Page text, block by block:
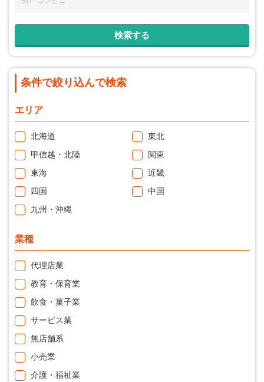
条件で絞り込んで検索
エリア
北海道
東北
甲信越・北陸
関東
東海
近畿
四国
中国
九州・沖縄
業種
代理店業
教育・保育業
飲食・菓子業
サービス業
無店舗系
小売業
介護・福祉業